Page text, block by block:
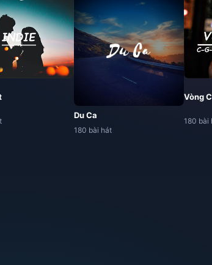
Du Ca
180 bài hát
Vòng
180 bài